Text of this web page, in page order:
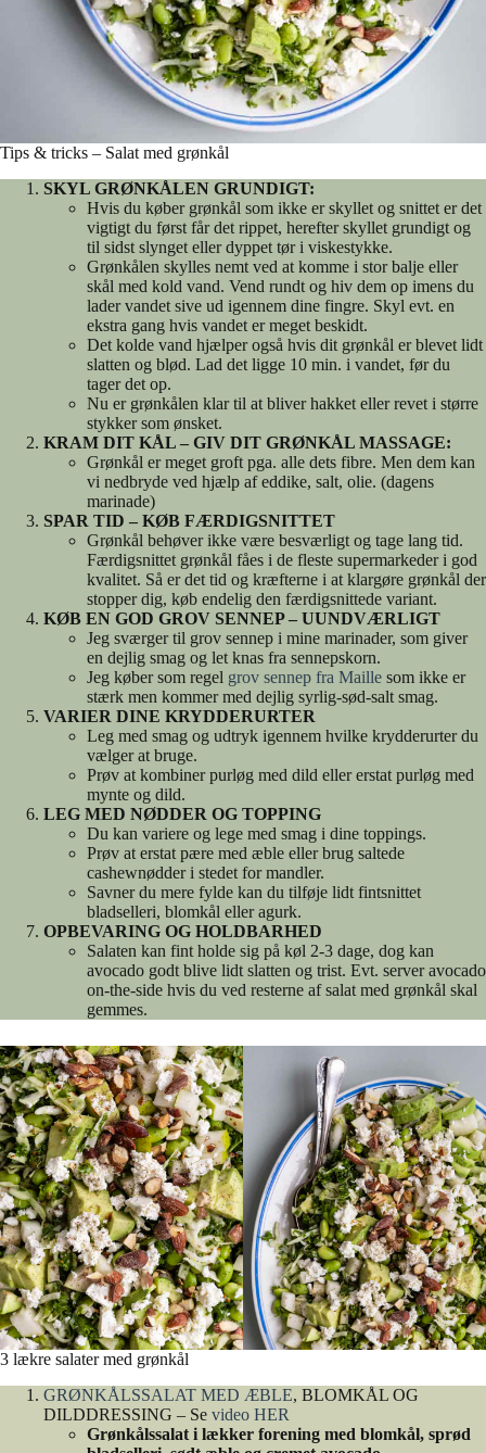
Tips & tricks – Salat med grønkål
SKYL GRØNKÅLEN GRUNDIGT:
Hvis du køber grønkål som ikke er skyllet og snittet er det
vigtigt du først får det rippet, herefter skyllet grundigt og
til sidst slynget eller dyppet tør i viskestykke.
Grønkålen skylles nemt ved at komme i stor balje eller
skål med kold vand. Vend rundt og hiv dem op imens du
lader vandet sive ud igennem dine fingre. Skyl evt. en
ekstra gang hvis vandet er meget beskidt.
Det kolde vand hjælper også hvis dit grønkål er blevet lidt
slatten og blød. Lad det ligge 10 min. i vandet, før du
tager det op.
Nu er grønkålen klar til at bliver hakket eller revet i større
stykker som ønsket.
KRAM DIT KÅL – GIV DIT GRØNKÅL MASSAGE:
Grønkål er meget groft pga. alle dets fibre. Men dem kan
vi nedbryde ved hjælp af eddike, salt, olie. (dagens
marinade)
SPAR TID – KØB FÆRDIGSNITTET
Grønkål behøver ikke være besværligt og tage lang tid.
Færdigsnittet grønkål fåes i de fleste supermarkeder i god
kvalitet. Så er det tid og kræfterne i at klargøre grønkål der
stopper dig, køb endelig den færdigsnittede variant.
KØB EN GOD GROV SENNEP – UUNDVÆRLIGT
Jeg sværger til grov sennep i mine marinader, som giver
en dejlig smag og let knas fra sennepskorn.
Jeg køber som regel grov sennep fra Maille som ikke er
stærk men kommer med dejlig syrlig-sød-salt smag.
VARIER DINE KRYDDERURTER
Leg med smag og udtryk igennem hvilke krydderurter du
vælger at bruge.
Prøv at kombiner purløg med dild eller erstat purløg med
mynte og dild.
LEG MED NØDDER OG TOPPING
Du kan variere og lege med smag i dine toppings.
Prøv at erstat pære med æble eller brug saltede
cashewnødder i stedet for mandler.
Savner du mere fylde kan du tilføje lidt fintsnittet
bladselleri, blomkål eller agurk.
OPBEVARING OG HOLDBARHED
Salaten kan fint holde sig på køl 2-3 dage, dog kan
avocado godt blive lidt slatten og trist. Evt. server avocado
on-the-side hvis du ved resterne af salat med grønkål skal
gemmes.
3 lækre salater med grønkål
GRØNKÅLSSALAT MED ÆBLE, BLOMKÅL OG
DILDDRESSING – Se video HER
Grønkålssalat i lækker forening med blomkål, sprød